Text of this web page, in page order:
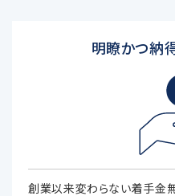
明瞭かつ納
創業以来変わらない着手金